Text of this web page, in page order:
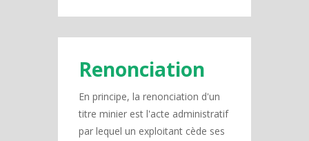
Renonciation
En principe, la renonciation d'un
titre minier est l'acte administratif
par lequel un exploitant cède ses